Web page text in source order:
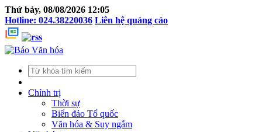
Thứ bảy, 08/08/2026 12:05
Hotline: 024.38220036 Liên hệ quảng cáo
Chính trị
Thời sự
Biển đảo Tổ quốc
Văn hóa & Suy ngẫm